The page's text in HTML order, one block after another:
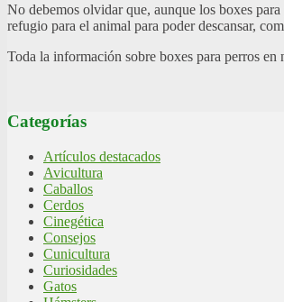
No debemos olvidar que, aunque los boxes
refugio para el animal para poder descansar,
Toda la información sobre boxes para perros
Categorías
Artículos destacados
Avicultura
Caballos
Cerdos
Cinegética
Consejos
Cunicultura
Curiosidades
Gatos